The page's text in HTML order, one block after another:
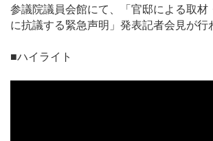
参議院議員会館にて、「官邸による取材
に抗議する緊急声明」発表記者会見が行
■ハイライト